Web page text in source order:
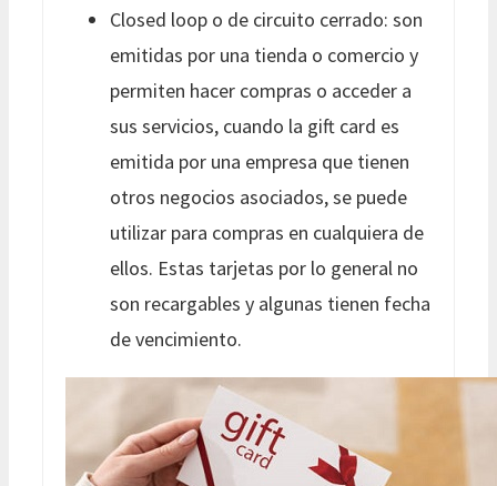
Closed loop o de circuito cerrado: son
emitidas por una tienda o comercio y
permiten hacer compras o acceder a
sus servicios, cuando la gift card es
emitida por una empresa que tienen
otros negocios asociados, se puede
utilizar para compras en cualquiera de
ellos. Estas tarjetas por lo general no
son recargables y algunas tienen fecha
de vencimiento.